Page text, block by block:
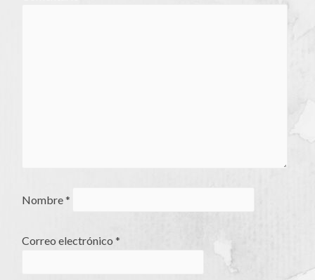
Nombre*
Correo electrónico*